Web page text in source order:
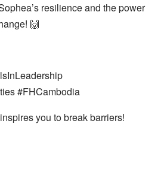
resilience and the power
🙌
#FHCambodia
you to break barriers!